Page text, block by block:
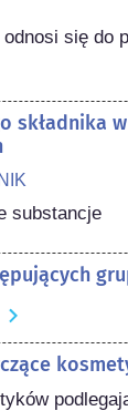
się do
składnika
substancje